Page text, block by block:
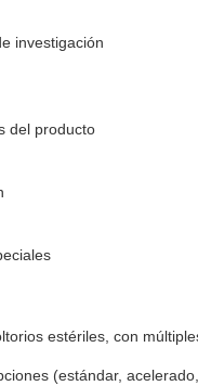
investigación
del producto
estériles, con
(estándar,